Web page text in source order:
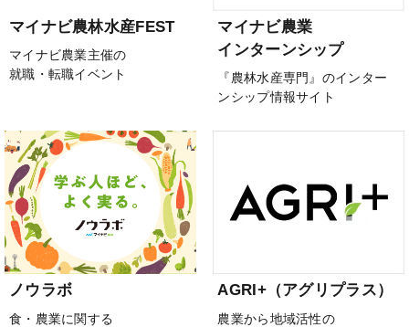
マイナビ農林水産FEST
マイナビ農業主催の
就職・転職イベント
マイナビ農業
インターンシップ
『農林水産専門』のインター
ンシップ情報サイト
ノウラボ
食・農業に関する
AGRI+（アグリプラス）
農業から地域活性の